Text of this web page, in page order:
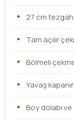
27 cm
Tam açılır
Bölmeli
Yavaş
Boy dolabı ve